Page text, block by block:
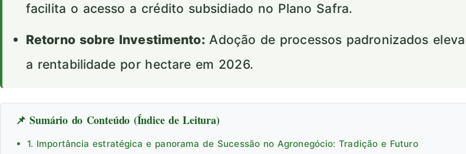
facilita o acesso a crédito subsidiado no Plano Safra.
Retorno sobre Investimento:Adoção de processos padronizados eleva
a rentabilidade por hectare em 2026.
📌 Sumário do Conteúdo (Índice de Leitura)
1. Importância estratégica e panorama de Sucessão no Agronegócio: Tradição e Futuro